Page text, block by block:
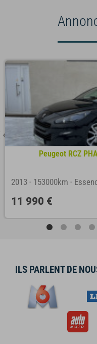
Peugeot RCZ
2013 - 153000km -
11 990 €
ILS PARLENT DE